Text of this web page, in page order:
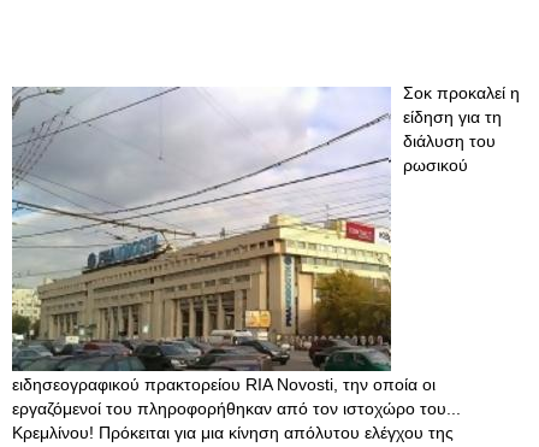
Σοκ προκαλεί η
είδηση για τη
διάλυση του
ρωσικού
ειδησεογραφικού πρακτορείου RIA Novosti, την οποία οι
εργαζόμενοί του πληροφορήθηκαν από τον ιστοχώρο του...
Κρεμλίνου! Πρόκειται για μια κίνηση απόλυτου ελέγχου της